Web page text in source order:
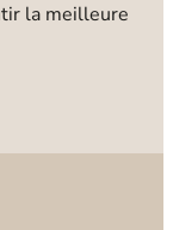
la meilleure